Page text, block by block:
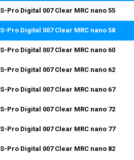
Pro Digital 007 Clear MRC nano 55
Pro Digital 007 Clear MRC nano 58
Pro Digital 007 Clear MRC nano 60
Pro Digital 007 Clear MRC nano 62
Pro Digital 007 Clear MRC nano 67
Pro Digital 007 Clear MRC nano 72
Pro Digital 007 Clear MRC nano 77
Pro Digital 007 Clear MRC nano 82